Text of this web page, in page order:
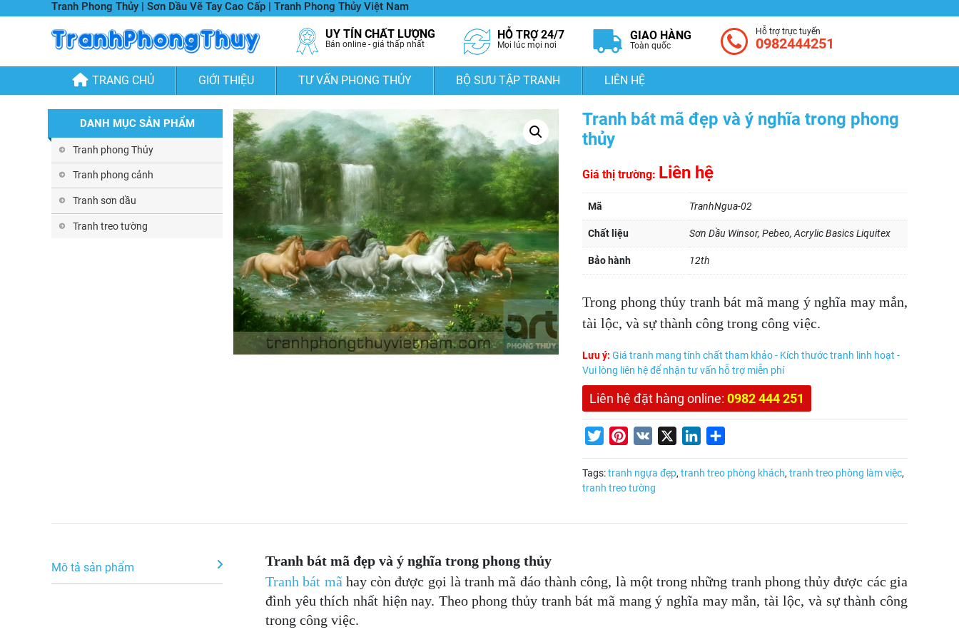
Tranh Phong Thủy | Sơn Dầu Vẽ Tay Cao Cấp | Tranh Phong Thủy Việt Nam
UY TÍN CHẤT LƯỢNG
Bán online - giá thấp nhất
HỖ TRỢ 24/7
Mọi lúc mọi nơi
GIAO HÀNG
Toàn quốc
Hỗ trợ trực tuyến
0982444251
TRANG CHỦ GIỚI THIỆU TƯ VẤN PHONG THỦY BỘ SƯU TẬP TRANH LIÊN HỆ
DANH MỤC SẢN PHẨM
Tranh phong Thủy
Tranh phong cảnh
Tranh sơn dầu
Tranh treo tường
Tranh bát mã đẹp và ý nghĩa trong phong
thủy
Giá thị trường: Liên hệ
Mã TranhNgua-02
Chất liệu Sơn Dầu Winsor, Pebeo, Acrylic Basics Liquitex
Bảo hành 12th
Trong phong thủy tranh bát mã mang ý nghĩa may mắn,
tài lộc, và sự thành công trong công việc.
Lưu ý: Giá tranh mang tính chất tham khảo - Kích thước tranh linh hoạt -
Vui lòng liên hệ để nhận tư vấn hỗ trợ miễn phí
Liên hệ đặt hàng online: 0982 444 251
TwitterPinterest
VK LinkedIn
Tags:tranh ngựa đẹp, tranh treo phòng khách, tranh treo phòng làm việc,
tranh treo tường
Mô tả sản phẩm
Tranh bát mã đẹp và ý nghĩa trong phong thủy
Tranh bát mã hay còn được gọi là tranh mã đáo thành công, là một trong những tranh phong thủy được các gia
đình yêu thích nhất hiện nay. Theo phong thủy tranh bát mã mang ý nghĩa may mắn, tài lộc, và sự thành công
trong công việc.